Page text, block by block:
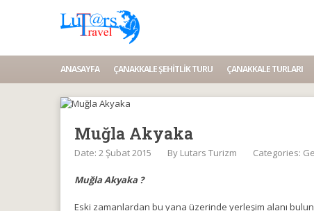
ANASAYFA ÇANAKKALE ŞEHITLIK TURU ÇANAKKALE TURLARI
Muğla Akyaka
Date: 2 Şubat 2015 By Lutars Turizm Categories:
Muğla Akyaka ?
Eski zamanlardan bu yana üzerinde yerleşim alanı